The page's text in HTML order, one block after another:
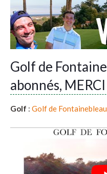
Golf de
abonnés,
Golf : Golf de Fontainebleau